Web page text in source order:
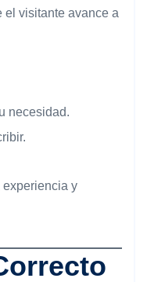
el visitante avance a
necesidad.
experiencia y